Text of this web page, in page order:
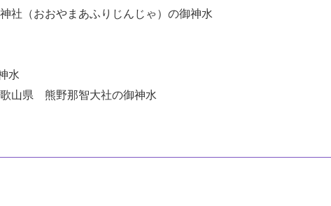
社（おおやまあふりじんじゃ）の御神水
水
山県 熊野那智大社の御神水